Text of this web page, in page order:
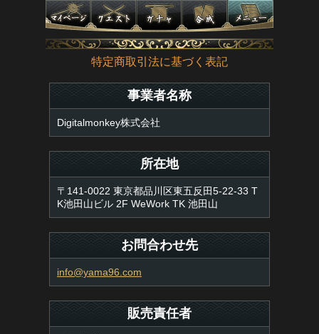
特定商取引法に基づく表記
事業者名称
Digitalmonkey株式会社
所在地
〒141-0022 東京都品川区東五反田5-22-33 T
K池田山ビル 2F WeWork TK 池田山
お問合わせ先
info@yama96.com
販売責任者